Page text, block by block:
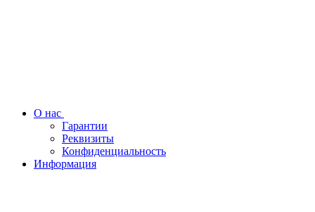
О нас
Гарантии
Реквизиты
Конфиденциальность
Информация